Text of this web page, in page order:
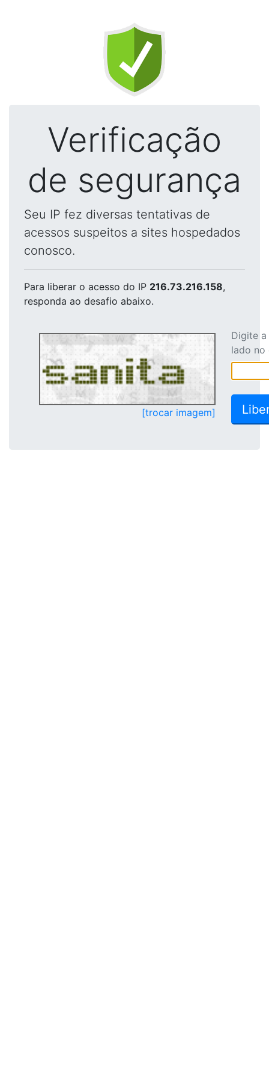
Verificação
de segurança
Seu IP fez diversas tentativas de
acessos suspeitos a sites hospedados
conosco.
Para liberar o acesso do IP 216.73.216.158,
responda ao desafio abaixo.
[trocar imagem]
Digite
lado no